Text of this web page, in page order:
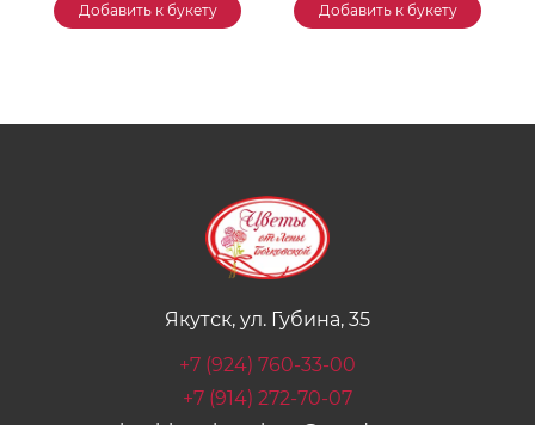
Добавить к букету Добавить к букету
Якутск, ул. Губина, 35
+7 (924) 760-33-00
+7 (914) 272-70-07